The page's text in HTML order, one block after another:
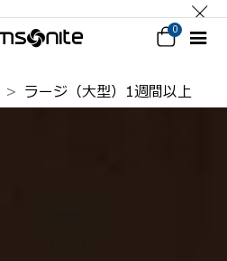
0
ラージ（大型）1週間以上